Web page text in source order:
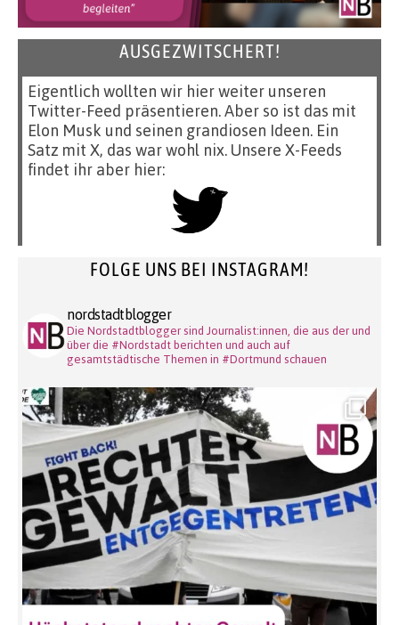
AUSGEZWITSCHERT!
Eigentlich wollten wir hier weiter unseren
Twitter-Feed präsentieren. Aber so ist das mit
Elon Musk und seinen grandiosen Ideen. Ein
Satz mit X, das war wohl nix. Unsere X-Feeds
findet ihr aber hier:
FOLGE UNS BEI INSTAGRAM!
nordstadtblogger
Die Nordstadtblogger sind Journalist:innen, die aus der und
über die #Nordstadt berichten und auch auf
gesamtstädtische Themen in #Dortmund schauen